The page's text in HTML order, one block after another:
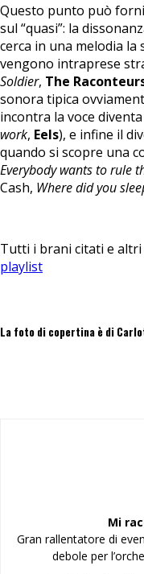
Questo punto può
sul “quasi”: la
cerca in una melodia
vengono intraprese
Soldier, The
sonora tipica
incontra la voce
work, Eels), e infine il
quando si scopre una
Everybody wants to rule
Cash, Where did you
Tutti i brani citati e
playlist
La foto di copertina è di
Mi
Gran rallentatore di
debole per